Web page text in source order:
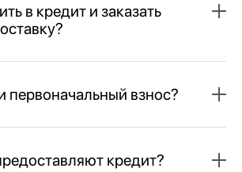
в кредит и заказать
взнос?
кредит?